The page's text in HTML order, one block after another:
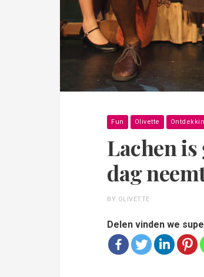
Fun Olivette
Lachen
dag
BY OLIVETTE
Delen vinden we